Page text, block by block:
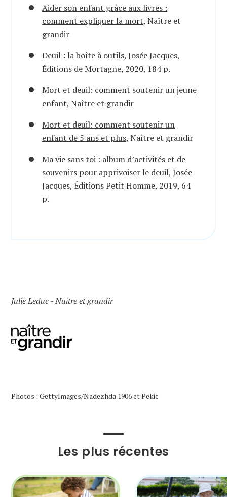
Aider son enfant grâce aux livres :
comment expliquer la mort, Naître et
grandir
Deuil : la boîte à outils, Josée Jacques,
Éditions de Mortagne, 2020, 184 p.
Mort et deuil: comment soutenir un jeune
enfant, Naître et grandir
Mort et deuil: comment soutenir un
enfant de 5 ans et plus, Naître et grandir
Ma vie sans toi : album d’activités et de
souvenirs pour apprivoiser le deuil, Josée
Jacques, Éditions Petit Homme, 2019, 64
p.
Julie Leduc - Naître et grandir
Photos : GettyImages/Nadezhda 1906 et Pekic
Les plus récentes